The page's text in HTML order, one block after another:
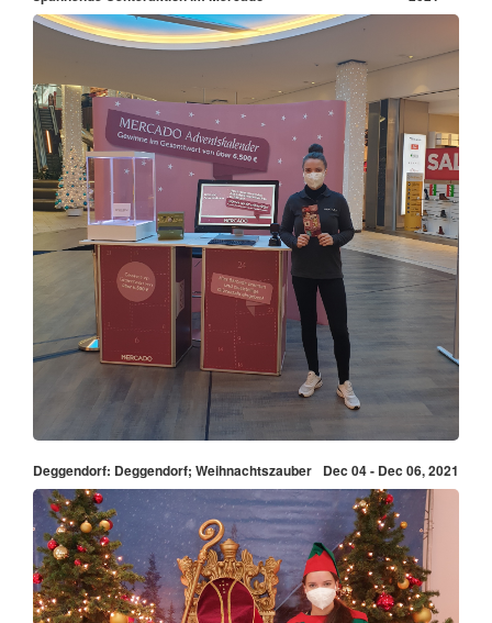
Deggendorf: Deggendorf; Weihnachtszauber Dec 04 - Dec 06, 2021